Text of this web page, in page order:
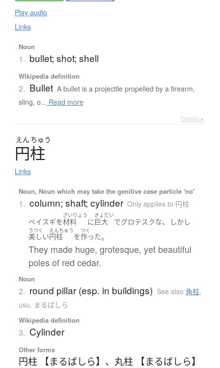
Play audio
Links
Noun
1. bullet; shot; shell
Wikipedia definition
2. Bullet A bullet is a projectile propelled by a firearm,
sling, o... Read more
Details ▸
えん ちゅう
円柱
Links
Noun, Noun which may take the genitive case particle 'no'
1. column; shaft; cylinder Only applies to 円柱
ベイスギを
ざいりょう
材料 に
きょだい
巨大 でグロテスクな、 しかし
うつく
美しい
えんちゅう
円柱 を
つく
作った。
They made huge, grotesque, yet beautiful
poles of red cedar.
Noun
2. round pillar (esp. in buildings) See also 角柱,
usu. まるばしら
Wikipedia definition
3. Cylinder
Other forms
円柱 【まるばしら】 、 丸柱 【まるばしら】